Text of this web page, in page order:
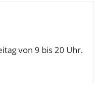
von 9 bis 20 Uhr.